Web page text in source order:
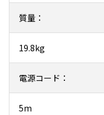
質量：
19.8kg
電源コード：
5m